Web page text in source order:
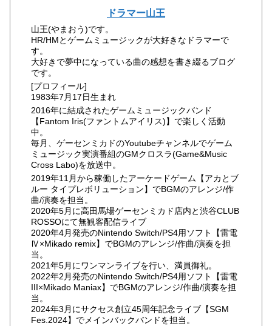
ドラマー山王
山王(やまおう)です。
HR/HMとゲームミュージックが大好きなドラマーで
す。
大好きで夢中になっている曲の感想を書き綴るブログ
です。
[プロフィール]
1983年7月17日生まれ
2016年に結成されたゲームミュージックバンド
【Fantom Iris(ファントムアイリス)】で楽しく活動
中。
毎月、ゲーセンミカドのYoutubeチャンネルでゲーム
ミュージック実演番組のGMクロスラ(Game&Music
Cross Labo)を放送中。
2019年11月から稼働したアーケードゲーム【アカとブ
ルー タイプレボリューション】でBGMのアレンジ/作
曲/演奏を担当。
2020年5月に高田馬場ゲーセンミカド店内と渋谷CLUB
ROSSOにて無観客配信ライブ
2020年4月発売のNintendo Switch/PS4用ソフト【雷電
Ⅳ×Mikado remix】でBGMのアレンジ/作曲/演奏を担
当。
2021年5月にワンマンライブを行い、満員御礼。
2022年2月発売のNintendo Switch/PS4用ソフト【雷電
III×Mikado Maniax】でBGMのアレンジ/作曲/演奏を担
当。
2024年3月にサクセス創立45周年記念ライブ【SGM
Fes.2024】でメインバックバンドを担当。